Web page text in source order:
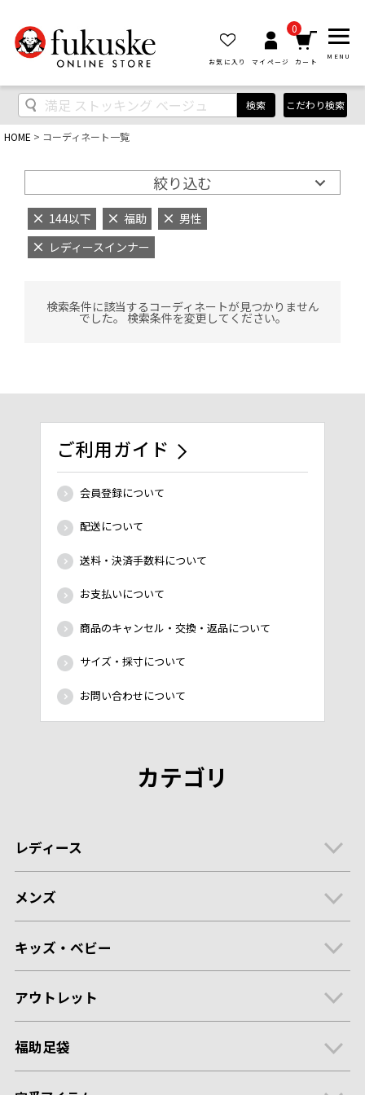
お気に入り マイページ
0
カート
MENU
検索 こだわり検索
HOME コーディネート一覧
絞り込む
144以下 福助
男性
レディースインナー
検索条件に該当するコーディネートが見つかりません
でした。 検索条件を変更してください。
ご利用ガイド
会員登録について
配送について
送料・決済手数料について
お支払いについて
商品のキャンセル・交換・返品について
サイズ・採寸について
お問い合わせについて
カテゴリ
レディース
メンズ
キッズ・ベビー
アウトレット
福助足袋